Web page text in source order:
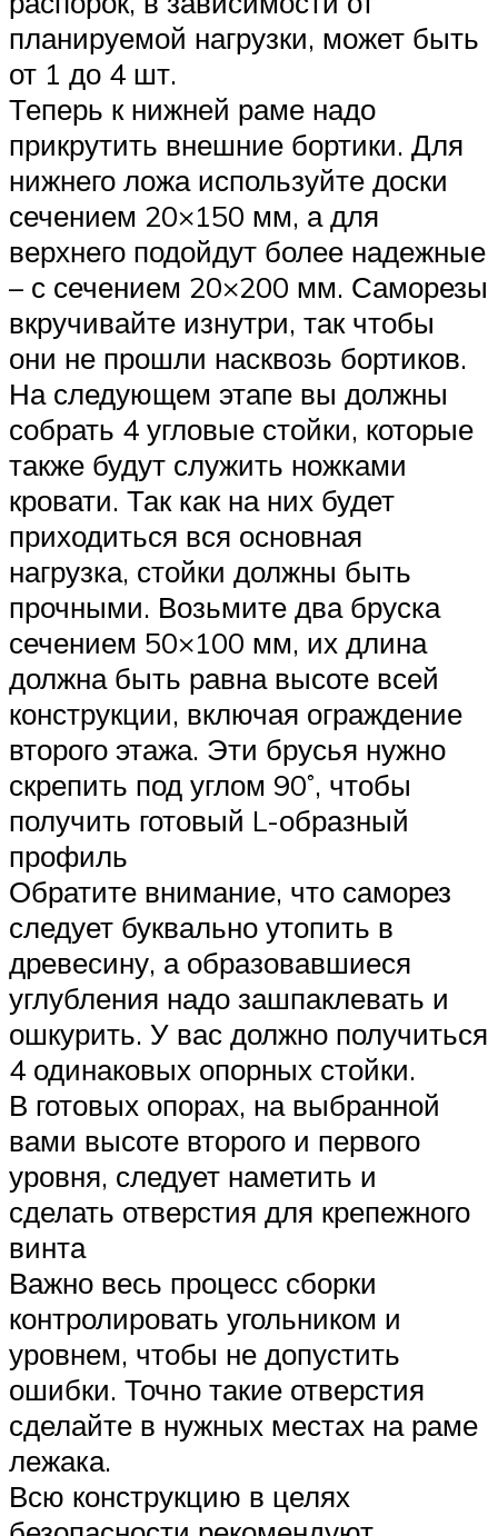
планируемой нагрузки, может быть
от 1 до 4 шт.
Теперь к нижней раме надо
прикрутить внешние бортики. Для
нижнего ложа используйте доски
сечением 20×150 мм, а для
верхнего подойдут более надежные
– с сечением 20×200 мм. Саморезы
вкручивайте изнутри, так чтобы
они не прошли насквозь бортиков.
На следующем этапе вы должны
собрать 4 угловые стойки, которые
также будут служить ножками
кровати. Так как на них будет
приходиться вся основная
нагрузка, стойки должны быть
прочными. Возьмите два бруска
сечением 50×100 мм, их длина
должна быть равна высоте всей
конструкции, включая ограждение
второго этажа. Эти брусья нужно
скрепить под углом 90˚, чтобы
получить готовый L-образный
профиль
Обратите внимание, что саморез
следует буквально утопить в
древесину, а образовавшиеся
углубления надо зашпаклевать и
ошкурить. У вас должно получиться
4 одинаковых опорных стойки.
В готовых опорах, на выбранной
вами высоте второго и первого
уровня, следует наметить и
сделать отверстия для крепежного
винта
Важно весь процесс сборки
контролировать угольником и
уровнем, чтобы не допустить
ошибки. Точно такие отверстия
сделайте в нужных местах на раме
лежака.
Всю конструкцию в целях